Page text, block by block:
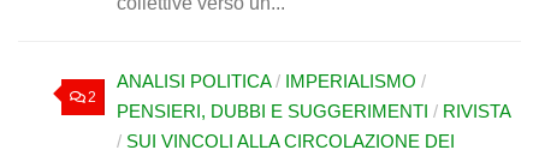
2
ANALISI POLITICA/ IMPERIALISMO /
PENSIERI, DUBBI E SUGGERIMENTI / RIVISTA
/ SUI VINCOLI ALLA CIRCOLAZIONE DEI